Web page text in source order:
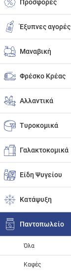
Προσφορές
Έξυπνες αγορές
Μαναβική
Φρέσκο Κρέας
Αλλαντικά
Τυροκομικά
Γαλακτοκομικά
Είδη Ψυγείου
Κατάψυξη
Παντοπωλείο
Όλα
Καφές